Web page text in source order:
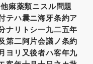
痳薬類ニスル問題
テハ曩ニ海牙条約ア
ナリトシ一九二五年
第二阿片会議ノ条約
ヨリ又後者ハ客年九